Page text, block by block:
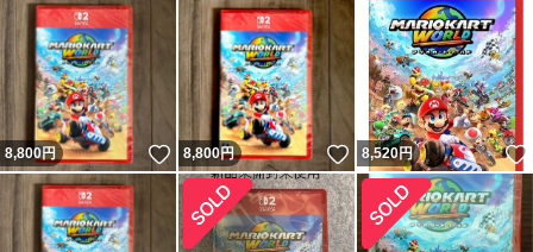
8,800円 いいね！
8,800円 いいね！
8,520円